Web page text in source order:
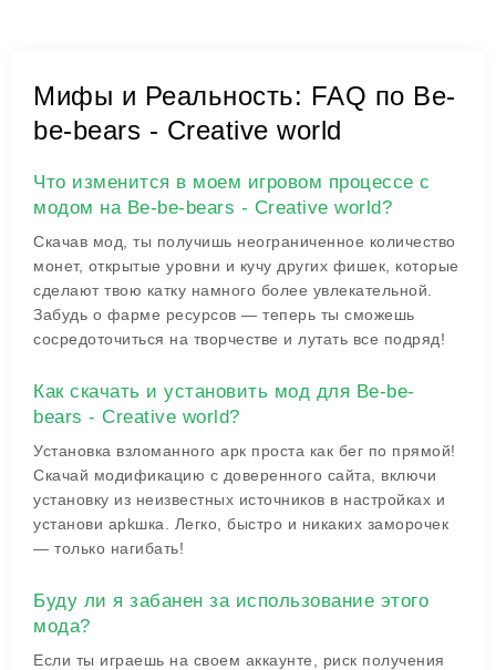
Мифы и Реальность: FAQ по Be-
be-bears - Creative world
Что изменится в моем игровом процессе с
модом на Be-be-bears - Creative world?
Скачав мод, ты получишь неограниченное количество
монет, открытые уровни и кучу других фишек, которые
сделают твою катку намного более увлекательной.
Забудь о фарме ресурсов — теперь ты сможешь
сосредоточиться на творчестве и лутать все подряд!
Как скачать и установить мод для Be-be-
bears - Creative world?
Установка взломанного apк проста как бег по прямой!
Скачай модификацию с доверенного сайта, включи
установку из неизвестных источников в настройках и
установи apkшка. Легко, быстро и никаких заморочек
— только нагибать!
Буду ли я забанен за использование этого
мода?
Если ты играешь на своем аккаунте, риск получения